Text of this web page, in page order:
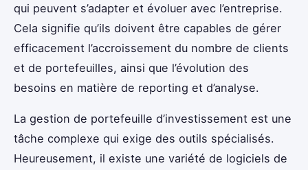
qui peuvent s’adapter et évoluer avec l’entreprise.
Cela signifie qu’ils doivent être capables de gérer
efficacement l’accroissement du nombre de clients
et de portefeuilles, ainsi que l’évolution des
besoins en matière de reporting et d’analyse.
La gestion de portefeuille d’investissement est une
tâche complexe qui exige des outils spécialisés.
Heureusement, il existe une variété de logiciels de